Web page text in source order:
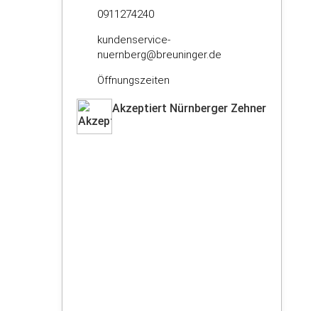
0911274240
kundenservice-
nuernberg@breuninger.de
Öffnungszeiten
Akzeptiert Nürnberger Zehner